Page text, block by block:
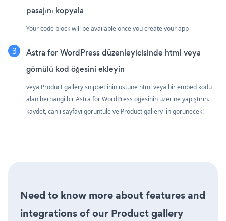
pasajını kopyala
Your code block will be available once you create your app
Astra for WordPress düzenleyicisinde html veya
gömülü kod öğesini ekleyin
veya Product gallery snippet'inin üstüne html veya bir embed kodu
alan herhangi bir Astra for WordPress öğesinin üzerine yapıştırın.
kaydet, canlı sayfayı görüntüle ve Product gallery 'in görünecek!
Need to know more about features and
integrations of our Product gallery